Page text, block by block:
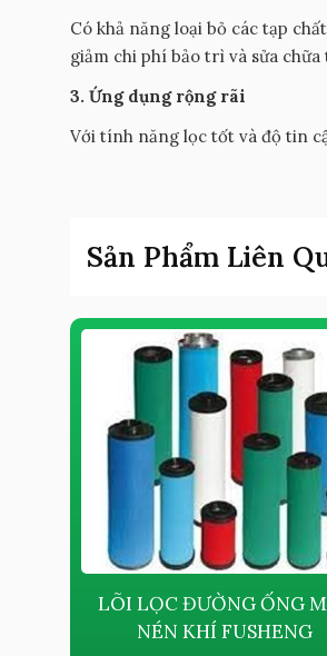
Có khả năng loại bỏ các tạp
giảm chi phí bảo trì và sửa
3. Ứng dụng rộng rãi
Với tính năng lọc tốt và độ tin
Sản Phẩm Liên
LÕI LỌC ĐƯỜNG ỐNG
NÉN KHÍ FUSHENG